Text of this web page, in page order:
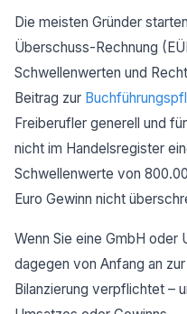
Die meisten Gründer
Überschuss-Rechnung
Schwellenwerten und
Beitrag zur
Freiberufler generell und
nicht im Handelsregister
Schwellenwerte von
Euro Gewinn nicht
Wenn Sie eine GmbH oder
dagegen von Anfang an
Bilanzierung verpflichtet –